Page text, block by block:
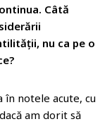
Câtă
nu ca pe o
în notele acute, cu
am dorit să